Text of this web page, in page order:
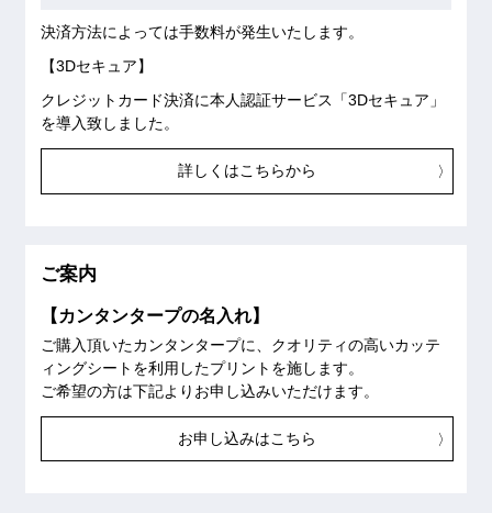
決済方法によっては手数料が発生いたします。
【3Dセキュア】
クレジットカード決済に本人認証サービス「3Dセキュア」
を導入致しました。
詳しくはこちらから
ご案内
【カンタンタープの名入れ】
ご購入頂いたカンタンタープに、クオリティの高いカッテ
ィングシートを利用したプリントを施します。
ご希望の方は下記よりお申し込みいただけます。
お申し込みはこちら